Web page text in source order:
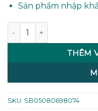
Sản phẩm nhập
Sữa Peptamen Junior
THÊM
SKU: SB05080698074